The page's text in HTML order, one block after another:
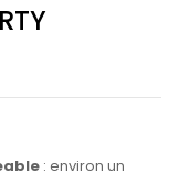
: environ un